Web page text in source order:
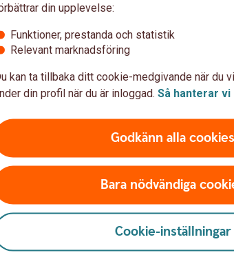
0 kr
0 kr
och 0,50 procent på bankkontor eller via
500 000 kr i följande utvalda
din upplevelse:
Funktioner, prestanda och statistik
Relevant marknadsföring
kan ta tillbaka ditt cookie-medgivande när du
din profil när du är inloggad. Så hanterar vi
Godkänn alla cookies
Bara nödvändiga
Cookie-inställningar